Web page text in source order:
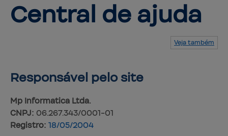
Central de ajuda
Veja também
Responsável pelo site
Mp Informatica Ltda.
CNPJ: 06.267.343/0001-01
Registro: 18/05/2004